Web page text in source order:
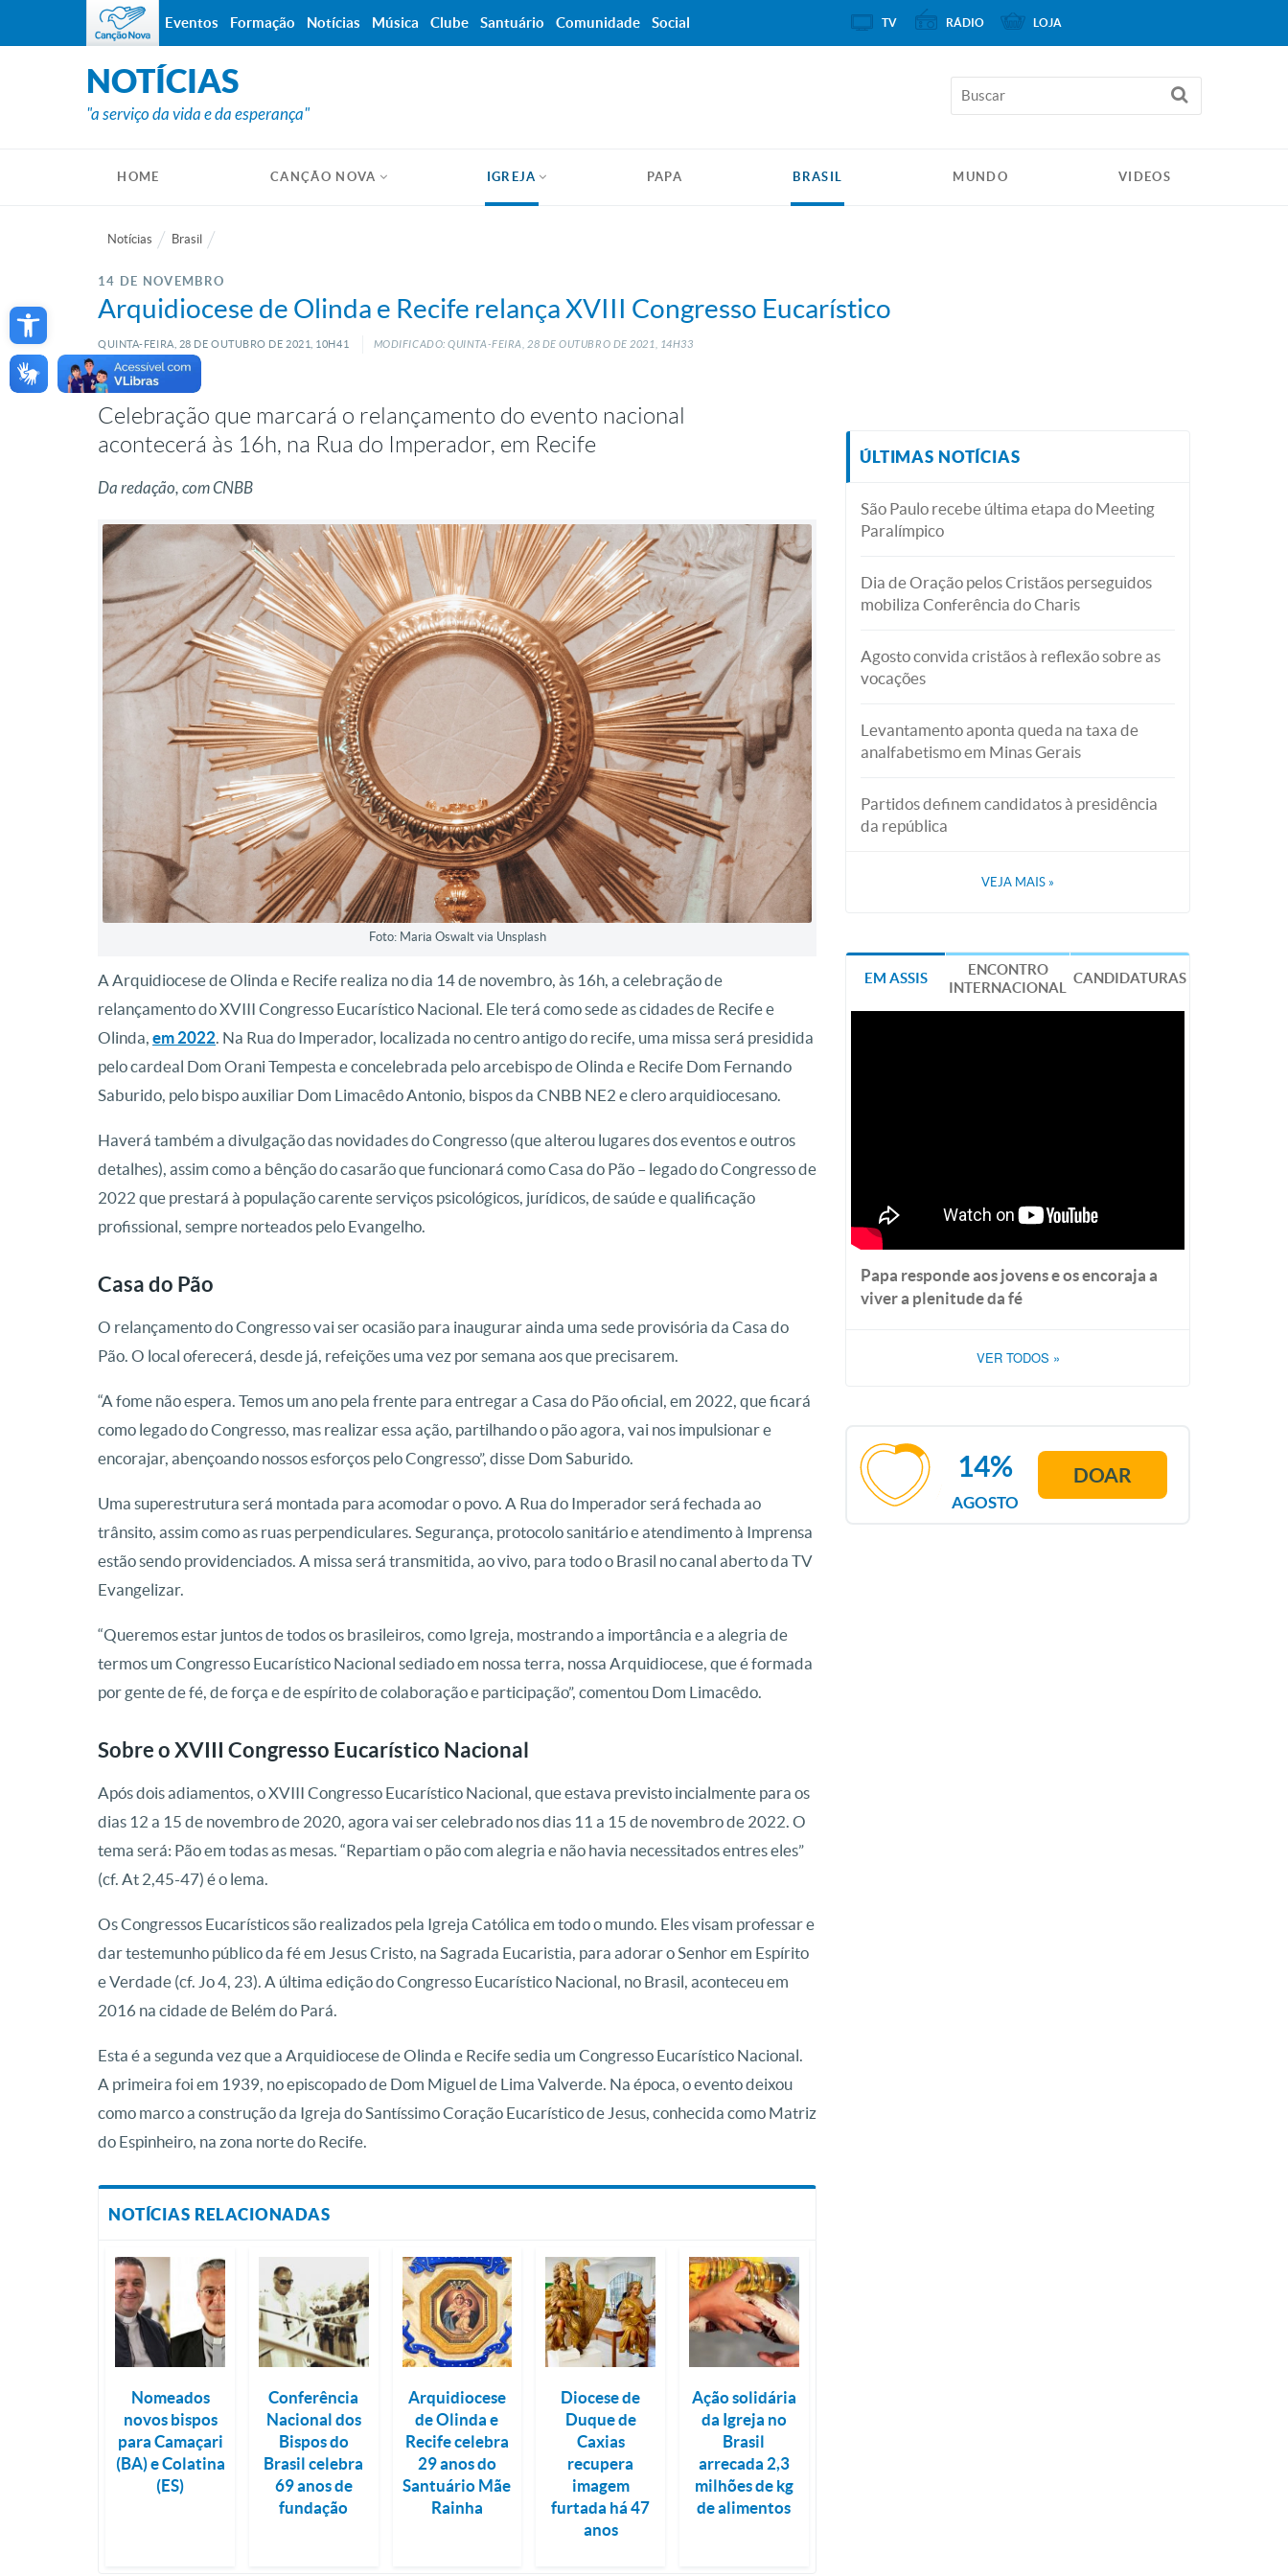
Open toolbar
NOTÍCIAS
"a serviço da vida e da esperança"
HOME CANÇÃO NOVA IGREJA PAPA BRASIL MUNDO VIDEOS
Notícias Brasil
14 DE NOVEMBRO
Arquidiocese de Olinda e Recife relança XVIII Congresso Eucarístico
QUINTA-FEIRA, 28 DE OUTUBRO DE 2021, 10H41 MODIFICADO: QUINTA-FEIRA, 28 DEOUTUBRO DE2021, 14H33
Celebração que marcará o relançamento do evento nacional
acontecerá às 16h, na Rua do Imperador, em Recife
Da redação, com CNBB
Foto: Maria Oswalt via Unsplash
A Arquidiocese de Olinda e Recife realiza no dia 14 de novembro, às 16h, a celebração de
relançamento do XVIII Congresso Eucarístico Nacional. Ele terá como sede as cidades de Recife e
Olinda, em 2022. Na Rua do Imperador, localizada no centro antigo do recife, uma missa será presidida
pelo cardeal Dom Orani Tempesta e concelebrada pelo arcebispo de Olinda e Recife Dom Fernando
Saburido, pelo bispo auxiliar Dom Limacêdo Antonio, bispos da CNBB NE2 e clero arquidiocesano.
Haverá também a divulgação das novidades do Congresso (que alterou lugares dos eventos e outros
detalhes), assim como a bênção do casarão que funcionará como Casa do Pão – legado do Congresso de
2022 que prestará à população carente serviços psicológicos, jurídicos, de saúde e qualificação
profissional, sempre norteados pelo Evangelho.
Casa do Pão
O relançamento do Congresso vai ser ocasião para inaugurar ainda uma sede provisória da Casa do
Pão. O local oferecerá, desde já, refeições uma vez por semana aos que precisarem.
“A fome não espera. Temos um ano pela frente para entregar a Casa do Pão oficial, em 2022, que ficará
como legado do Congresso, mas realizar essa ação, partilhando o pão agora, vai nos impulsionar e
encorajar, abençoando nossos esforços pelo Congresso”, disse Dom Saburido.
Uma superestrutura será montada para acomodar o povo. A Rua do Imperador será fechada ao
trânsito, assim como as ruas perpendiculares. Segurança, protocolo sanitário e atendimento à Imprensa
estão sendo providenciados. A missa será transmitida, ao vivo, para todo o Brasil no canal aberto da TV
Evangelizar.
“Queremos estar juntos de todos os brasileiros, como Igreja, mostrando a importância e a alegria de
termos um Congresso Eucarístico Nacional sediado em nossa terra, nossa Arquidiocese, que é formada
por gente de fé, de força e de espírito de colaboração e participação”, comentou Dom Limacêdo.
Sobre o XVIII Congresso Eucarístico Nacional
Após dois adiamentos, o XVIII Congresso Eucarístico Nacional, que estava previsto incialmente para os
dias 12 a 15 de novembro de 2020, agora vai ser celebrado nos dias 11 a 15 de novembro de 2022. O
tema será: Pão em todas as mesas. “Repartiam o pão com alegria e não havia necessitados entres eles”
(cf. At 2,45-47) é o lema.
Os Congressos Eucarísticos são realizados pela Igreja Católica em todo o mundo. Eles visam professar e
dar testemunho público da fé em Jesus Cristo, na Sagrada Eucaristia, para adorar o Senhor em Espírito
e Verdade (cf. Jo 4, 23). A última edição do Congresso Eucarístico Nacional, no Brasil, aconteceu em
2016 na cidade de Belém do Pará.
Esta é a segunda vez que a Arquidiocese de Olinda e Recife sedia um Congresso Eucarístico Nacional.
A primeira foi em 1939, no episcopado de Dom Miguel de Lima Valverde. Na época, o evento deixou
como marco a construção da Igreja do Santíssimo Coração Eucarístico de Jesus, conhecida como Matriz
do Espinheiro, na zona norte do Recife.
NOTÍCIAS RELACIONADAS
Nomeados
novos bispos
para Camaçari
(BA) e Colatina
(ES)
Conferência
Nacional dos
Bispos do
Brasil celebra
69 anos de
fundação
Arquidiocese
de Olinda e
Recife celebra
29 anos do
Santuário Mãe
Rainha
Diocese de
Duque de
Caxias
recupera
imagem
furtada há 47
anos
Ação solidária
da Igreja no
Brasil
arrecada 2,3
milhões de kg
de alimentos
ÚLTIMAS NOTÍCIAS
São Paulo recebe última etapa do Meeting
Paralímpico
Dia de Oração pelos Cristãos perseguidos
mobiliza Conferência do Charis
Agosto convida cristãos à reflexão sobre as
vocações
Levantamento aponta queda na taxa de
analfabetismo em Minas Gerais
Partidos definem candidatos à presidência
da república
VEJA MAIS »
EM ASSIS
ENCONTRO
INTERNACIONAL
CANDIDATURAS
Papa responde aos jovens e os encoraja a
viver a plenitude da fé
VER TODOS »
AGOSTO
14% DOAR
Eventos Formação Notícias Música Clube Santuário Comunidade Social TV RÁDIO LOJA